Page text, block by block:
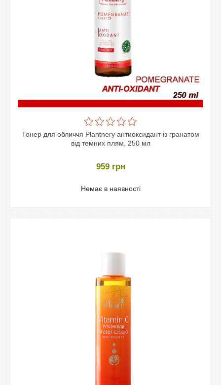
Тонер для обличчя Plantnery антиоксидант із гранатом
від темних плям, 250 мл
959 грн
Немає в наявності